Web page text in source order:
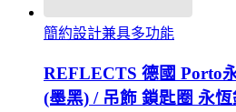
簡約設計兼具多功能
REFLECTS 德國 Porto
(墨黑) / 吊飾 鎖匙圈 永